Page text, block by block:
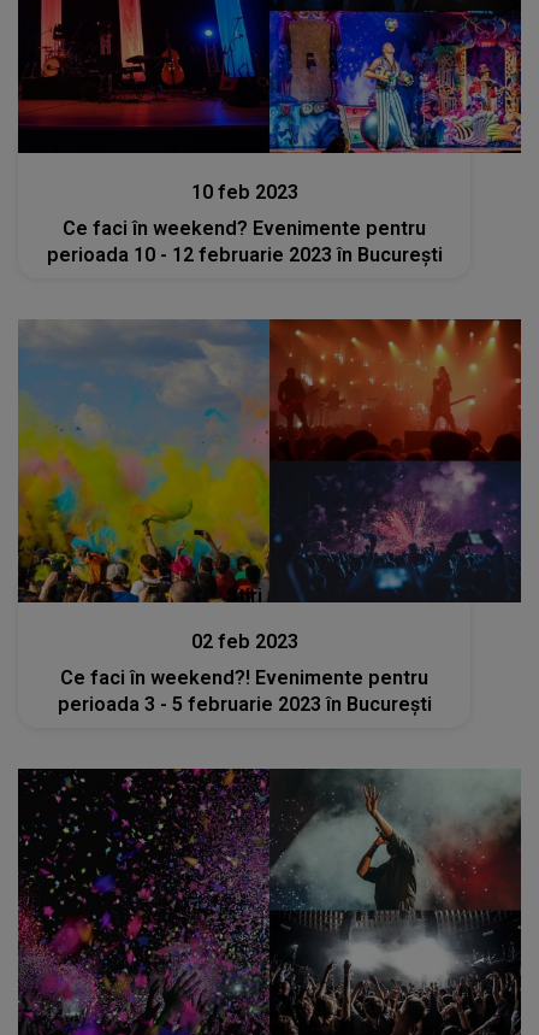
10 feb 2023
Ce faci în weekend? Evenimente pentru
perioada 10 - 12 februarie 2023 în București
Stiri
02 feb 2023
Ce faci în weekend?! Evenimente pentru
perioada 3 - 5 februarie 2023 în București